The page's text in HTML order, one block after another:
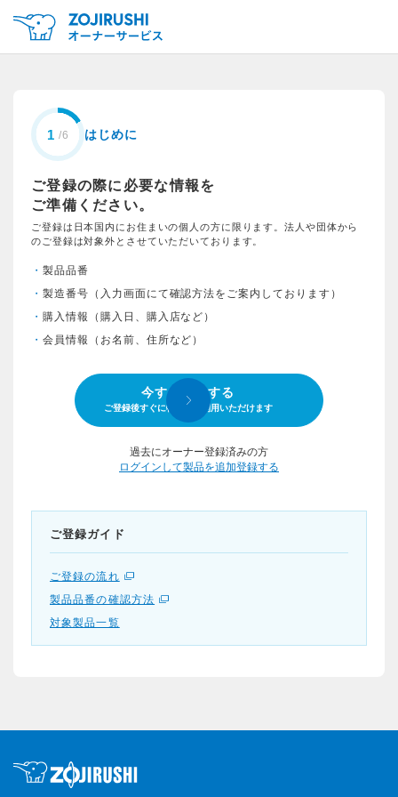
はじめに
ご登録の際に必要な情報を
ご準備ください。
ご登録は日本国内にお住まいの個人の方に限ります。法人や団体から
のご登録は対象外とさせていただいております。
製品品番
製造番号（入力画面にて確認方法をご案内しております）
購入情報（購入日、購入店など）
会員情報（お名前、住所など）
今すぐ登録する
ご登録後すぐに特典をご利用いただけます
過去にオーナー登録済みの方
ログインして製品を追加登録する
ご登録ガイド
ご登録の流れ
製品品番の確認方法
対象製品一覧